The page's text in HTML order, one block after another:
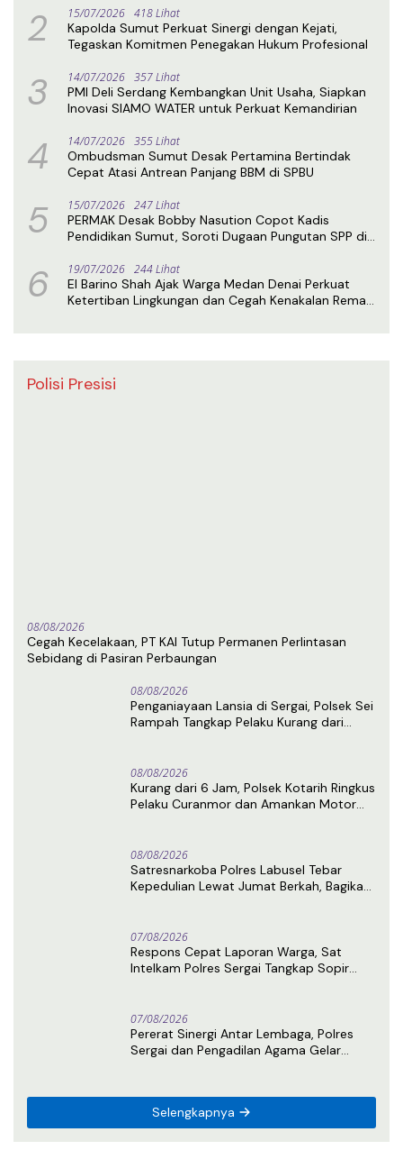
2 15/07/2026 418 Lihat
Kapolda Sumut Perkuat Sinergi dengan Kejati,
Tegaskan Komitmen Penegakan Hukum Profesional
3 14/07/2026 357 Lihat
PMI Deli Serdang Kembangkan Unit Usaha, Siapkan
Inovasi SIAMO WATER untuk Perkuat Kemandirian
4 14/07/2026 355 Lihat
Ombudsman Sumut Desak Pertamina Bertindak
Cepat Atasi Antrean Panjang BBM di SPBU
5 15/07/2026 247 Lihat
PERMAK Desak Bobby Nasution Copot Kadis
Pendidikan Sumut, Soroti Dugaan Pungutan SPP di
6 19/07/2026 244 Lihat
El Barino Shah Ajak Warga Medan Denai Perkuat
Ketertiban Lingkungan dan Cegah Kenakalan Remaja
Polisi Presisi
08/08/2026
Cegah Kecelakaan, PT KAI Tutup Permanen Perlintasan
Sebidang di Pasiran Perbaungan
08/08/2026
Penganiayaan Lansia di Sergai, Polsek Sei
Rampah Tangkap Pelaku Kurang dari
08/08/2026
Kurang dari 6 Jam, Polsek Kotarih Ringkus
Pelaku Curanmor dan Amankan Motor
08/08/2026
Satresnarkoba Polres Labusel Tebar
Kepedulian Lewat Jumat Berkah, Bagikan
07/08/2026
Respons Cepat Laporan Warga, Sat
Intelkam Polres Sergai Tangkap Sopir
07/08/2026
Pererat Sinergi Antar Lembaga, Polres
Sergai dan Pengadilan Agama Gelar
Selengkapnya